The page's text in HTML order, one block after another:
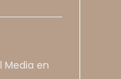
Media en